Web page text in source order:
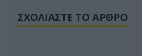
ΣΧΟΛΙΑΣΤΕ ΤΟ ΑΡΘΡΟ